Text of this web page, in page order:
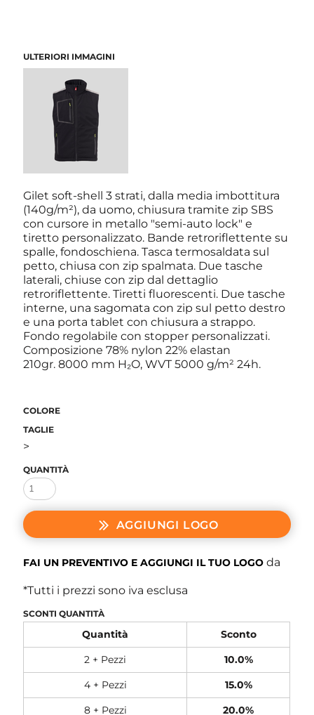
ULTERIORI IMMAGINI
Gilet soft-shell 3 strati, dalla media imbottitura
(140g/m²), da uomo, chiusura tramite zip SBS
con cursore in metallo "semi-auto lock" e
tiretto personalizzato. Bande retroriflettente su
spalle, fondoschiena. Tasca termosaldata sul
petto, chiusa con zip spalmata. Due tasche
laterali, chiuse con zip dal dettaglio
retroriflettente. Tiretti fluorescenti. Due tasche
interne, una sagomata con zip sul petto destro
e una porta tablet con chiusura a strappo.
Fondo regolabile con stopper personalizzati.
Composizione 78% nylon 22% elastan
210gr. 8000 mm H₂O, WVT 5000 g/m² 24h.
COLORE
TAGLIE
>
QUANTITÀ
AGGIUNGI LOGO
FAI UN PREVENTIVO E AGGIUNGI IL TUO LOGO da
*Tutti i prezzi sono iva esclusa
SCONTI QUANTITÀ
Quantità
Sconto
2 + Pezzi
10.0%
4 + Pezzi
15.0%
8 + Pezzi
20.0%